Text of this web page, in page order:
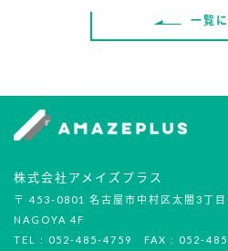
一覧
株式会社アメイズプラス
〒 453-0801 名古屋市中村区太閤3丁
NAGOYA 4F
TEL : 052-485-4759 FAX : 052-